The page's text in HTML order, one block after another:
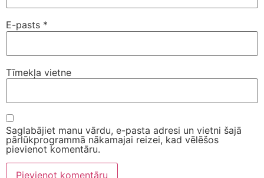
E-pasts *
Tīmekļa vietne
Saglabājiet manu vārdu, e-pasta adresi un vietni šajā
pārlūkprogrammā nākamajai reizei, kad vēlēšos
pievienot komentāru.